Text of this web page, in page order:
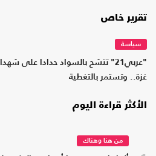
تقرير خاص
سياسة
"عربي21" تتشح بالسواد حدادا على
غزة.. وتستمر بالتغطية
الأكثر قراءة اليوم
من هنا وهناك